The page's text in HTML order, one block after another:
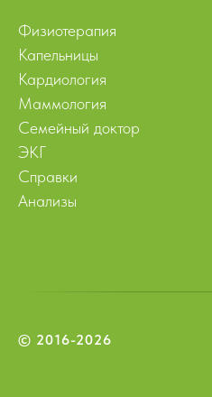
Физиотерапия
Капельницы
Кардиология
Маммология
Семейный доктор
ЭКГ
Справки
Анализы
© 2016-2026